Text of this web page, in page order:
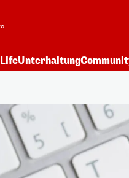
LifeUnterhaltung